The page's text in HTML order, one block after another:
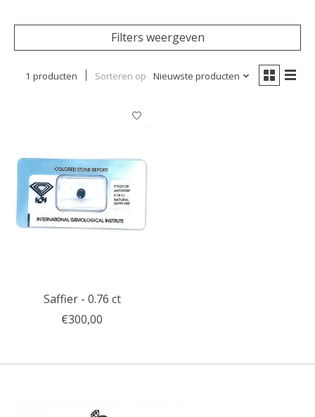
Filters weergeven
1 producten Sorteren op Nieuwste producten
Saffier - 0.76 ct
€300,00